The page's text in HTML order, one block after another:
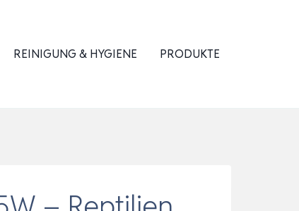
REINIGUNG & HYGIENE PRODUKTE